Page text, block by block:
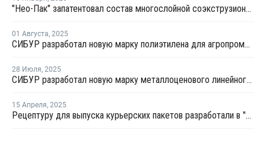
"Нео-Пак" запатентовал состав многослойной соэкструзионной пленки
01 Августа, 2025
СИБУР разработал новую марку полиэтилена для агропромышленного комплекса
28 Июля, 2025
СИБУР разработал новую марку металлоценового линейного полиэтилена
15 Апреля, 2025
Рецептуру для выпуска курьерских пакетов разработали в "СИБУР ПолиЛабе"